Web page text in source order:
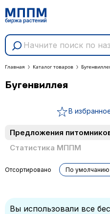
Главная Каталог товаров
Бугенвиллея
В
Предложения
Статистика МППМ
Отсортировано По умолчанию
Вы использовали все